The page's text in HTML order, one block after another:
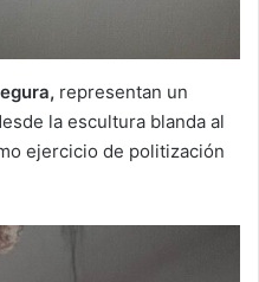
representan un
la escultura blanda al
ejercicio de politización